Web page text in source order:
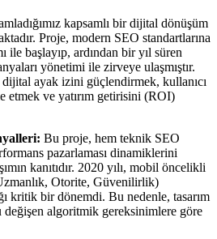
kapsamlı bir dijital dönüşüm
Proje, modern SEO standartlarına
ile başlayıp, ardından bir yıl süren
yönetimi ile zirveye ulaşmıştır.
ayak izini güçlendirmek, kullanıcı
ve yatırım getirisini (ROI)
Bu proje, hem teknik SEO
pazarlaması dinamiklerini
kanıtıdır. 2020 yılı, mobil öncelikli
Otorite, Güvenilirlik)
kritik bir dönemdi. Bu nedenle, tasarım
algoritmik gereksinimlere göre